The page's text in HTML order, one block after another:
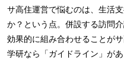
サ高住運営で悩むのは、生活
か？という点。併設する訪問
効果的に組み合わせることが
学研なら「ガイドライン」が